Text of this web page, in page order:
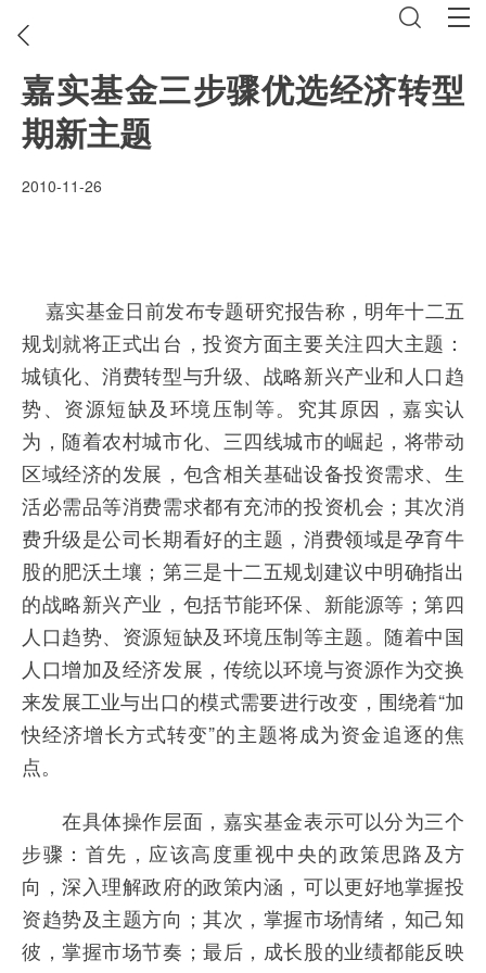
嘉实基金三步骤优选经济转型
期新主题
2010-11-26
嘉实基金日前发布专题研究报告称，明年十二五
规划就将正式出台，投资方面主要关注四大主题：
城镇化、消费转型与升级、战略新兴产业和人口趋
势、资源短缺及环境压制等。究其原因，嘉实认
为，随着农村城市化、三四线城市的崛起，将带动
区域经济的发展，包含相关基础设备投资需求、生
活必需品等消费需求都有充沛的投资机会；其次消
费升级是公司长期看好的主题，消费领域是孕育牛
股的肥沃土壤；第三是十二五规划建议中明确指出
的战略新兴产业，包括节能环保、新能源等；第四
人口趋势、资源短缺及环境压制等主题。随着中国
人口增加及经济发展，传统以环境与资源作为交换
来发展工业与出口的模式需要进行改变，围绕着“加
快经济增长方式转变”的主题将成为资金追逐的焦
点。
在具体操作层面，嘉实基金表示可以分为三个
步骤：首先，应该高度重视中央的政策思路及方
向，深入理解政府的政策内涵，可以更好地掌握投
资趋势及主题方向；其次，掌握市场情绪，知己知
彼，掌握市场节奏；最后，成长股的业绩都能反映